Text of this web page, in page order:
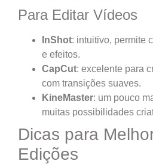
Para Editar Vídeos
InShot: intuitivo, permite
e efeitos.
CapCut: excelente para
com transições suaves.
KineMaster: um pouco
muitas possibilidades
Dicas para
Edições